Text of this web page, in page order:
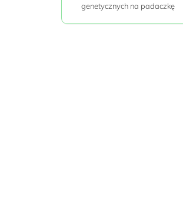
genetycznych na padaczkę